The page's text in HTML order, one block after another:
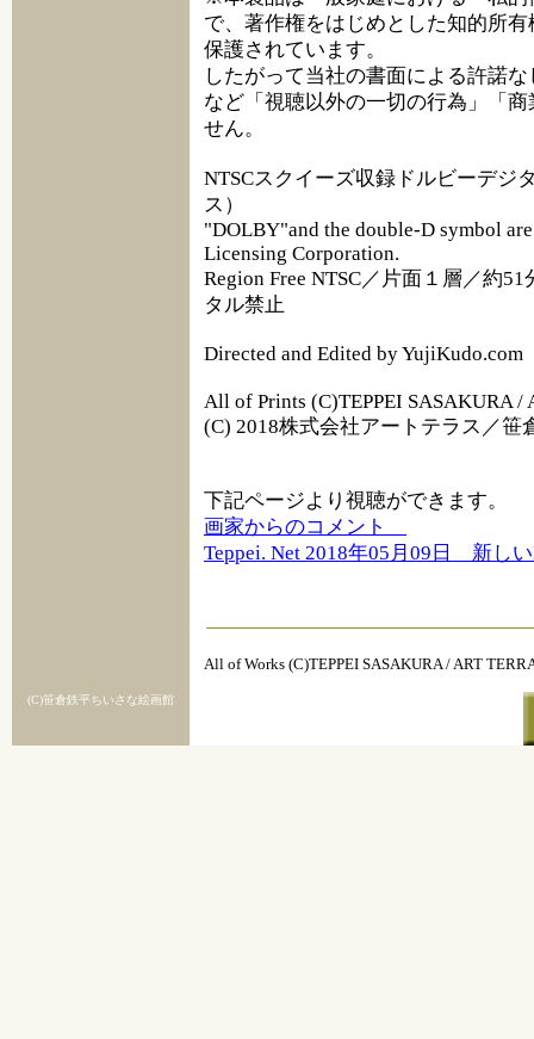
で、著作権をはじめとした知的所
保護されています。
したがって当社の書面による許諾
など「視聴以外の一切の行為」「
せん。
NTSCスクイーズ収録ドルビーデジ
ス）
"DOLBY"and the double-D symbol
Licensing Corporation.
Region Free NTSC／片面１層／約
タル禁止
Directed and Edited by YujiKudo.com
All of Prints (C)TEPPEI SASAKURA /
(C) 2018株式会社アートテラス／笹
下記ページより視聴ができます。
画家からのコメント
Teppei. Net 2018年05月09日 新し
All of Works (C)TEPPEI SASAKURA / ART
(C)笹倉鉄平ちいさな絵画館